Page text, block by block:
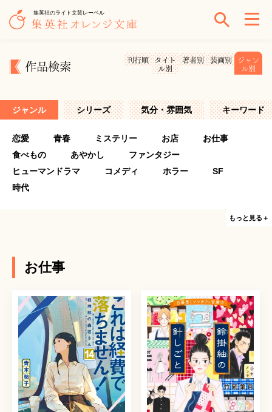
集英社のライト文芸レーベル
作品検索
刊行順
タイト
ル別
著者別 装画別
ジャン
ル別
ジャンル シリーズ 気分・雰囲気 キーワード
恋愛 青春 ミステリー お店
お仕事
食べもの
あやかし
ファンタジー
ヒューマンドラマ
コメディ ホラー
SF
時代
もっと見る＋
お仕事